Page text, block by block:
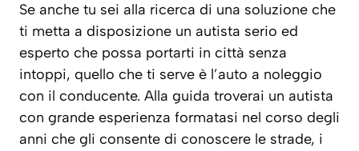
Se anche tu sei alla ricerca di una soluzione che
ti metta a disposizione un autista serio ed
esperto che possa portarti in città senza
intoppi, quello che ti serve è l’auto a noleggio
con il conducente. Alla guida troverai un autista
con grande esperienza formatasi nel corso degli
anni che gli consente di conoscere le strade, i